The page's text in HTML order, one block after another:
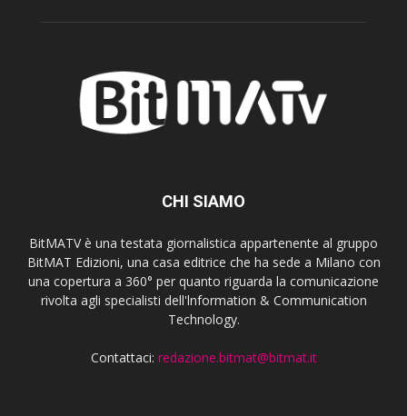
CHI SIAMO
BitMATV è una testata giornalistica appartenente al gruppo
BitMAT Edizioni, una casa editrice che ha sede a Milano con
una copertura a 360° per quanto riguarda la comunicazione
rivolta agli specialisti dell'lnformation & Communication
Technology.
Contattaci: redazione.bitmat@bitmat.it